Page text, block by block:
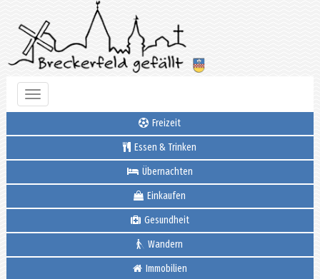
Toggle
navigation
Freizeit
Essen & Trinken
Übernachten
Einkaufen
Gesundheit
Wandern
Immobilien